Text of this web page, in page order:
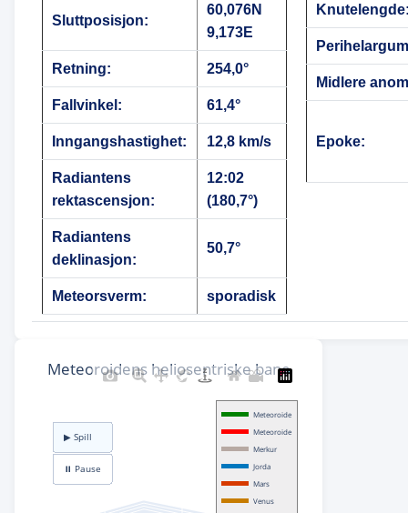
Sluttposisjon:
60,076N
9,173E
Retning: 254,0°
Fallvinkel: 61,4°
Inngangshastighet: 12,8 km/s
Radiantens
rektascensjon:
12:02
(180,7°)
Radiantens
deklinasjon:
50,7°
Meteorsverm: sporadisk
Midlere
Epoke: